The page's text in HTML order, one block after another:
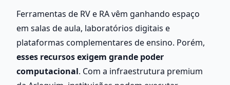
Ferramentas de RV e RA vêm ganhando espaço
em salas de aula, laboratórios digitais e
esses recursos exigem grande poder
computacional. Com a infraestrutura premium